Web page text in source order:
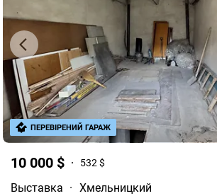
10 000 $ 532 $
Выставка · Хмельницкий
ПЕРЕВІРЕНИЙ ГАРАЖ